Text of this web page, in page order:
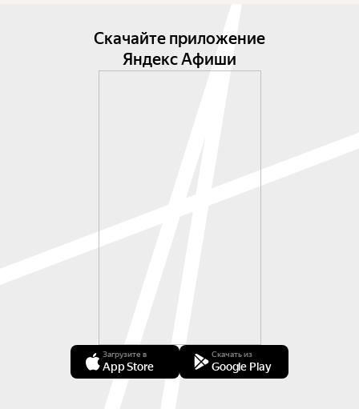
Скачайте приложение
Яндекс Афиши
Загрузите в
App Store
Скачать из
Google Play